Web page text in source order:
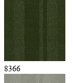
8366